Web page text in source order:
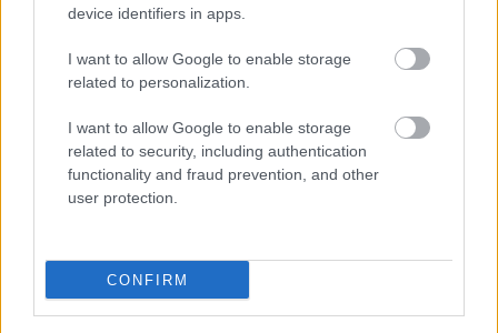
device identifiers in apps.
I want to allow Google to enable storage
related to personalization.
I want to allow Google to enable storage
related to security, including authentication
functionality and fraud prevention, and other
user protection.
CONFIRM
prokrastynacja
roztocze